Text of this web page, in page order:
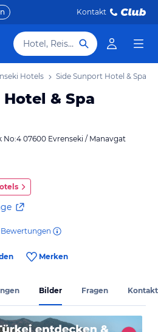
Kontakt
Hotel, Reiseziel
Hotels Side Sunport Hotel & Spa
& Spa
No:4 07600 Evrenseki / Manavgat
Bewertungen
Merken
Bilder Fragen Kontakt